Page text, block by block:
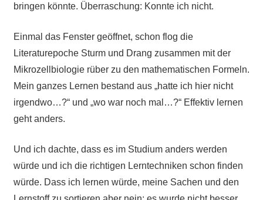
bringen könnte. Überraschung: Konnte ich nicht.
Einmal das Fenster geöffnet, schon flog die
Literaturepoche Sturm und Drang zusammen mit der
Mikrozellbiologie rüber zu den mathematischen Formeln.
Mein ganzes Lernen bestand aus „hatte ich hier nicht
irgendwo…?“ und „wo war noch mal…?“ Effektiv lernen
geht anders.
Und ich dachte, dass es im Studium anders werden
würde und ich die richtigen Lerntechniken schon finden
würde. Dass ich lernen würde, meine Sachen und den